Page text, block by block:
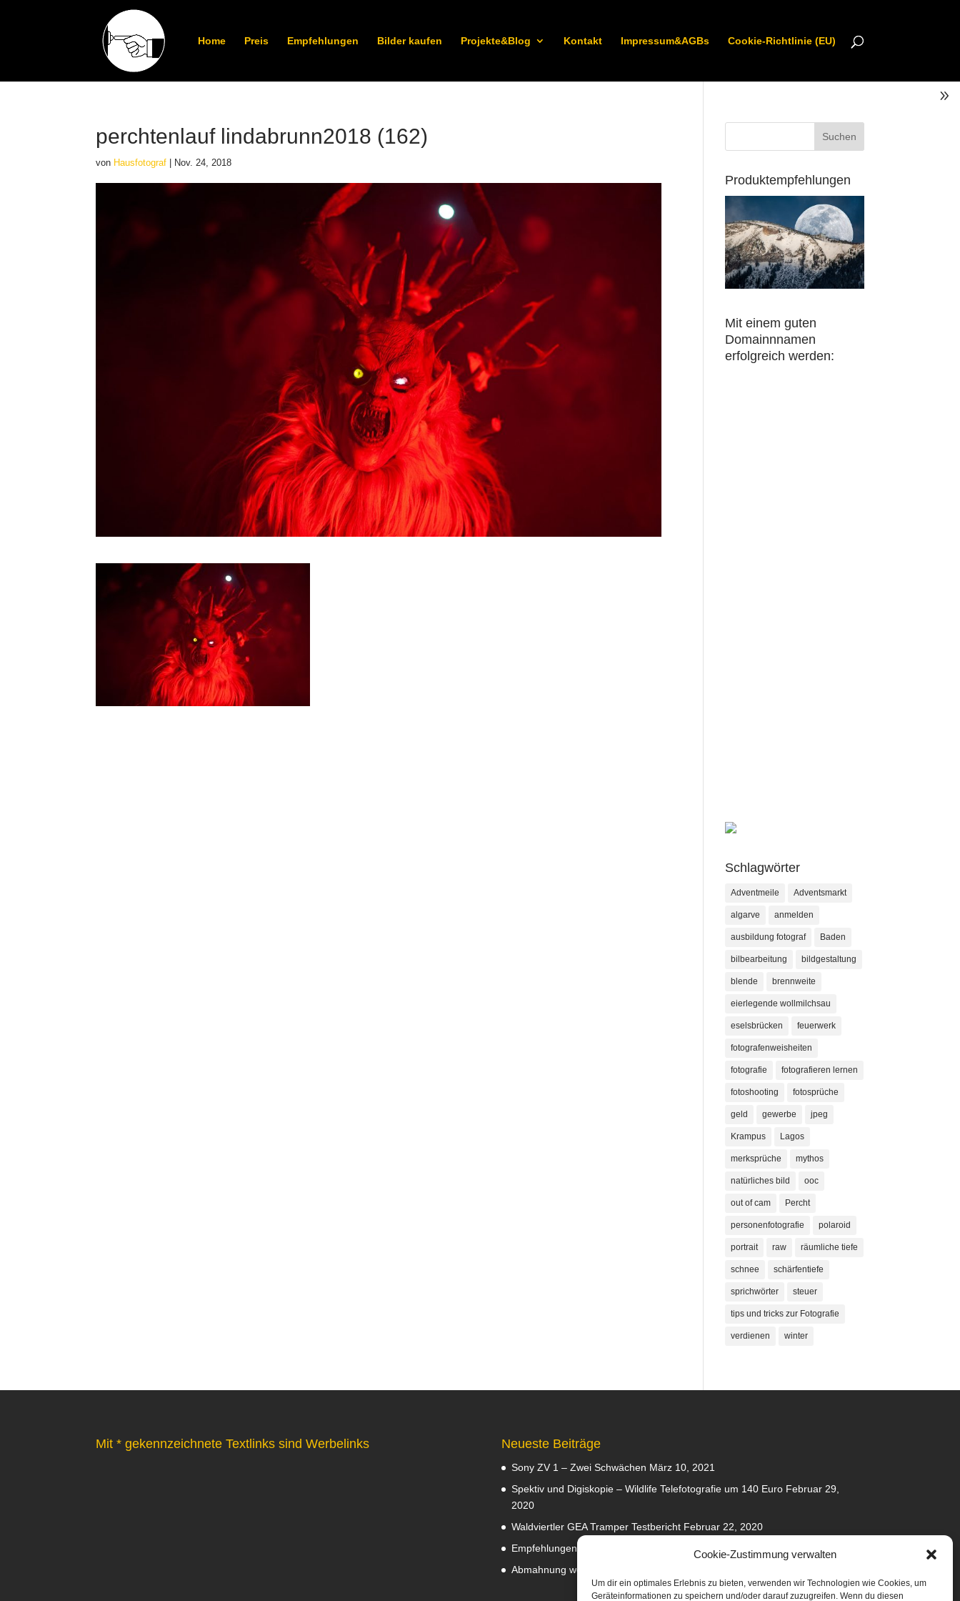
Cookie-Zustimmung verwalten
Um dir ein optimales Erlebnis zu bieten, verwenden wir Technologien wie Cookies, um
Geräteinformationen zu speichern und/oder darauf zuzugreifen. Wenn du diesen
Home Preis Empfehlungen Bilder kaufen Projekte&Blog Kontakt Impressum&AGBs Cookie-Richtlinie (EU)
perchtenlauf lindabrunn2018 (162)
von Hausfotograf Nov. 24, 2018
Produktempfehlungen
Mit einem guten
Domainnnamen
erfolgreich werden:
Schlagwörter
Adventmeile Adventsmarkt
algarve anmelden
ausbildung fotograf Baden
bilbearbeitung bildgestaltung
blende brennweite
eierlegende wollmilchsau
eselsbrücken feuerwerk
fotografenweisheiten
fotografie fotografieren lernen
fotoshooting fotosprüche
geld gewerbe jpeg
Krampus Lagos
merksprüche mythos
natürliches bild ooc
out of cam Percht
personenfotografie polaroid
portrait raw räumliche tiefe
schnee schärfentiefe
sprichwörter steuer
tips und tricks zur Fotografie
verdienen winter
Mit * gekennzeichnete Textlinks sind Werbelinks Neueste Beiträge
Sony ZV 1 – Zwei Schwächen März 10, 2021
Spektiv und Digiskopie – Wildlife Telefotografie um 140 Euro Februar 29,
2020
Waldviertler GEA Tramper Testbericht Februar 22, 2020
Empfehlungen
Abmahnung wegen Fotos